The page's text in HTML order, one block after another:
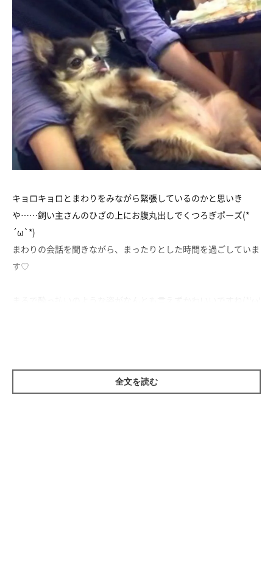
キョロキョロとまわりをみながら緊張しているのかと思いき
や……飼い主さんのひざの上にお腹丸出しでくつろぎポーズ(*
´ω`*)
まわりの会話を聞きながら、まったりとした時間を過ごしていま
す♡
全文を読む